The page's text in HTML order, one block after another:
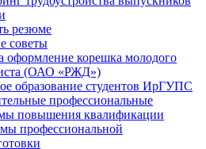
резюме
советы
оформление корешка молодого
(ОАО «РЖД»)
образование студентов ИрГУПС
профессиональные
повышения квалификации
профессиональной